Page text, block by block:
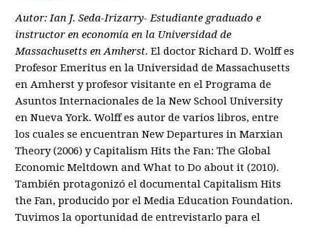
Autor: Ian J. Seda-Irizarry- Estudiante graduado e
instructor en economía en la Universidad de
Massachusetts en Amherst. El doctor Richard D. Wolff es
Profesor Emeritus en la Universidad de Massachusetts
en Amherst y profesor visitante en el Programa de
Asuntos Internacionales de la New School University
en Nueva York. Wolff es autor de varios libros, entre
los cuales se encuentran New Departures in Marxian
Theory (2006) y Capitalism Hits the Fan: The Global
Economic Meltdown and What to Do about it (2010).
También protagonizó el documental Capitalism Hits
the Fan, producido por el Media Education Foundation.
Tuvimos la oportunidad de entrevistarlo para el